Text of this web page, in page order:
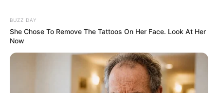
Suchen:
BUZZ DAY
She Chose To Remove The Tattoos On Her Face. Look At Her
Now